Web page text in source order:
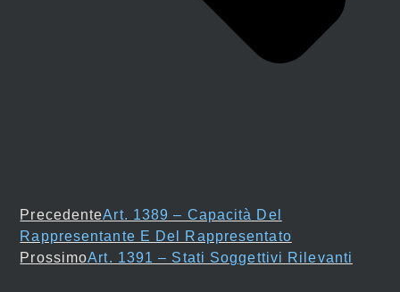
PrecedenteArt. 1389 – Capacità Del
Rappresentante E Del Rappresentato
ProssimoArt. 1391 – Stati Soggettivi Rilevanti